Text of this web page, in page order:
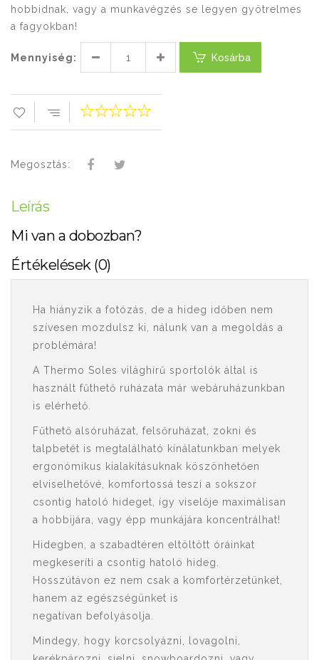
hobbidnak, vagy a munkavégzés se legyen gyötrelmes
a fagyokban!
Mennyiség: Kosárba
Megosztás:
Leírás
Mi van a dobozban?
Értékelések (0)
Ha hiányzik a fotózás, de a hideg időben nem
szívesen mozdulsz ki, nálunk van a megoldás a
problémára!
A Thermo Soles világhírű sportolók által is
használt fűthető ruházata már webáruházunkban
is elérhető.
Fűthető alsóruházat, felsőruházat, zokni és
talpbetét is megtalálható kínálatunkban melyek
ergonómikus kialakításuknak köszönhetően
elviselhetővé, komfortossá teszi a sokszor
csontig hatoló hideget, így viselője maximálisan
a hobbijára, vagy épp munkájára koncentrálhat!
Hidegben, a szabadtéren eltöltött óráinkat
megkeseríti a csontig hatoló hideg.
Hosszútávon ez nem csak a komfortérzetünket,
hanem az egészségünket is
negatívan befolyásolja.
Mindegy, hogy korcsolyázni, lovagolni,